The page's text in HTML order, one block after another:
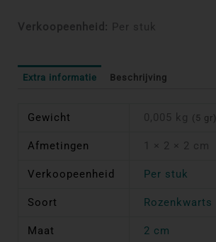
Verkoopeenheid: Per stuk
Extra informatie Beschrijving
Gewicht 0,005 kg (5 gr)
Afmetingen 1 × 2 × 2 cm
Verkoopeenheid Per stuk
Soort Rozenkwarts
Maat 2 cm